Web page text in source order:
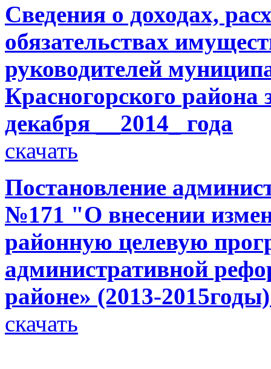
Сведения о доходах,
обязательствах
руководителей
Красногорского района
декабря __2014_ года
скачать
Постановление
№171 "О внесении
районную целевую
административной
районе» (2013-
скачать